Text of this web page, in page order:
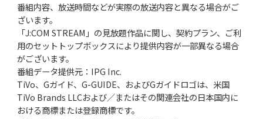
番組内容、放送時間などが実際の放送内容と異なる場合がご
ざいます。
「J:COM STREAM」の見放題作品に関し、契約プラン、ご利
用のセットトップボックスにより提供内容が一部異なる場合
がございます。
番組データ提供元：IPG Inc.
TiVo、Gガイド、G-GUIDE、およびGガイドロゴは、米国
TiVo Brands LLCおよび／またはその関連会社の日本国内に
おける商標または登録商標です。